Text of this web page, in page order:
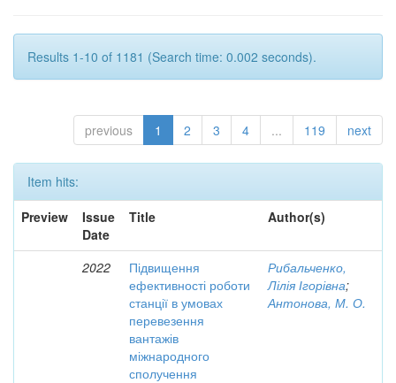
Results 1-10 of 1181 (Search time: 0.002 seconds).
previous 1 2 3 4 ... 119 next
Item hits:
Preview
Issue
Date
Title Author(s)
2022
Підвищення
ефективності роботи
станції в умовах
перевезення
вантажів
міжнародного
сполучення
Рибальченко,
Лілія Ігорівна;
Антонова, М. О.